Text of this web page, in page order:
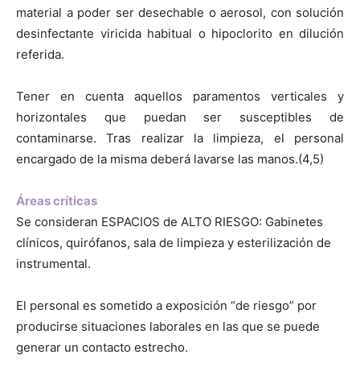
material a poder ser desechable o aerosol, con solución
desinfectante viricida habitual o hipoclorito en dilución
referida.
Tener en cuenta aquellos paramentos verticales y
horizontales que puedan ser susceptibles de
contaminarse. Tras realizar la limpieza, el personal
encargado de la misma deberá lavarse las manos.(4,5)
Áreas críticas
Se consideran ESPACIOS de ALTO RIESGO: Gabinetes
clínicos, quirófanos, sala de limpieza y esterilización de
instrumental.
El personal es sometido a exposición “de riesgo” por
producirse situaciones laborales en las que se puede
generar un contacto estrecho.